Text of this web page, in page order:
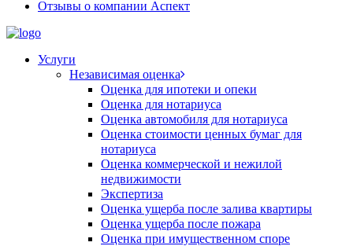
Отзывы о компании Аспект
Услуги
Независимая оценка
Оценка для ипотеки и опеки
Оценка для нотариуса
Оценка автомобиля для нотариуса
Оценка стоимости ценных бумаг для
нотариуса
Оценка коммерческой и нежилой
недвижимости
Экспертиза
Оценка ущерба после залива квартиры
Оценка ущерба после пожара
Оценка при имущественном споре